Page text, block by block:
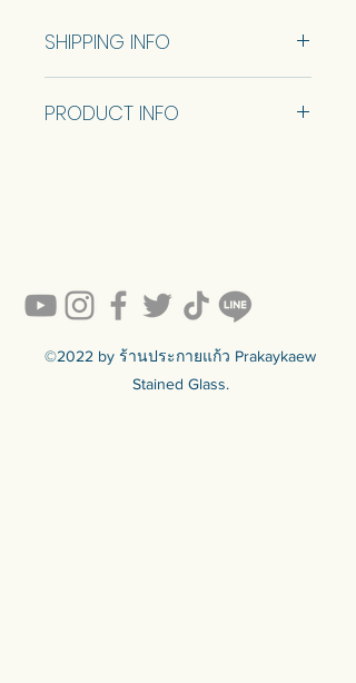
SHIPPING INFO
available.
PRODUCT INFO
©2022 by ร้านประกายแก้ว Prakaykaew
Stained Glass.